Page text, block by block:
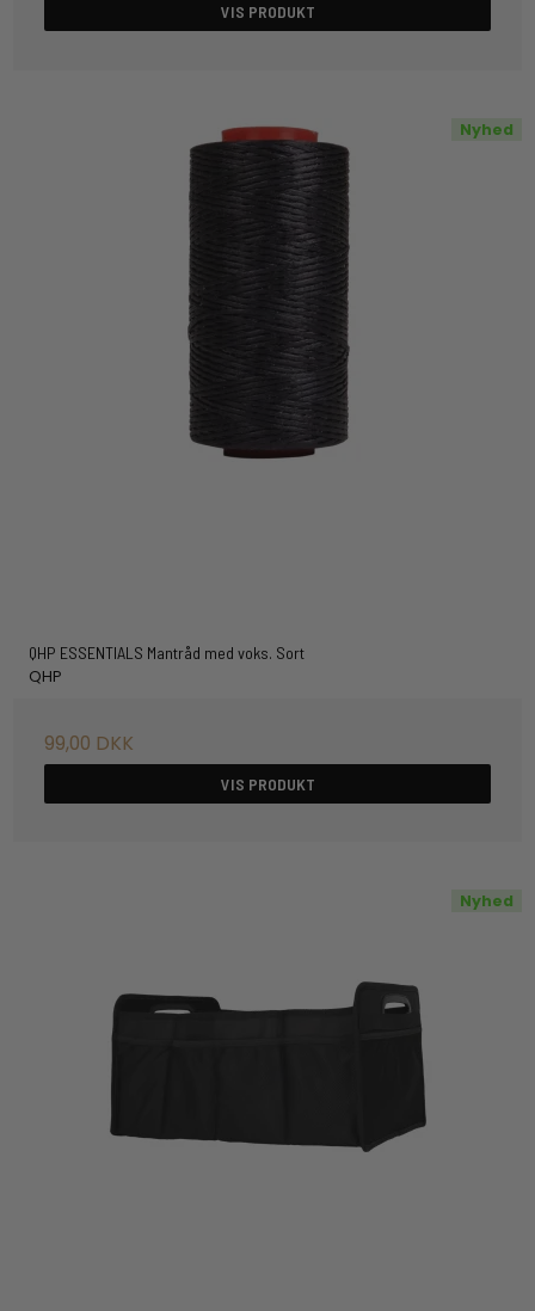
VIS PRODUKT
Nyhed
QHP ESSENTIALS Mantråd med voks. Sort
QHP
99,00 DKK
VIS PRODUKT
Nyhed